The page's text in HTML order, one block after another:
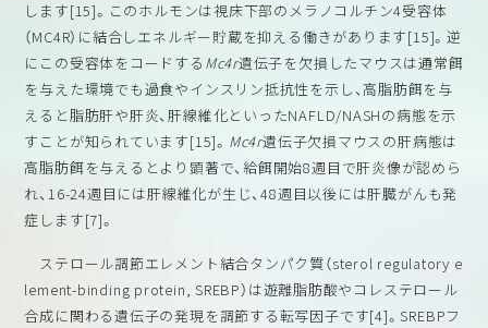
します[15]。このホルモンは視床下部のメラノコルチン4受容体
（MC4R）に結合しエネルギー貯蔵を抑える働きがあります[15]。逆
にこの受容体をコードする Mc4r遺伝子を欠損したマウスは通常餌
を与えた環境でも過食やインスリン抵抗性を示し、高脂肪餌を与
えると脂肪肝や肝炎、肝線維化といったNAFLD/NASHの病態を示
すことが知られています[15]。 Mc4r遺伝子欠損マウスの肝病態は
高脂肪餌を与えるとより顕著で、給餌開始8週目で肝炎像が認めら
れ、16-24週目には肝線維化が生じ、48週目以後には肝臓がんも発
症します[7]。
ステロール調節エレメント結合タンパク質（sterol regulatory e
lement-binding protein, SREBP）は遊離脂肪酸やコレステロール
合成に関わる遺伝子の発現を調節する転写因子です[4]。SREBPフ